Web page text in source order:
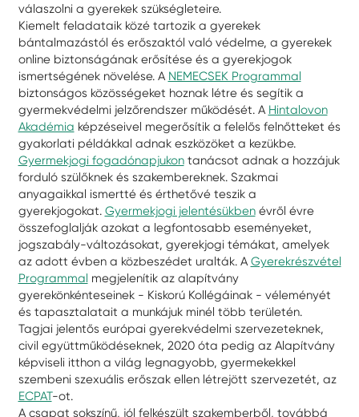
válaszolni a gyerekek szükségleteire.
Kiemelt feladataik közé tartozik a gyerekek
bántalmazástól és erőszaktól való védelme, a gyerekek
online biztonságának erősítése és a gyerekjogok
ismertségének növelése. A NEMECSEK Programmal
biztonságos közösségeket hoznak létre és segítik a
gyermekvédelmi jelzőrendszer működését. A Hintalovon
Akadémia képzéseivel megerősítik a felelős felnőtteket és
gyakorlati példákkal adnak eszközöket a kezükbe.
Gyermekjogi fogadónapjukontanácsot adnak a hozzájuk
forduló szülőknek és szakembereknek. Szakmai
anyagaikkal ismertté és érthetővé teszik a
gyerekjogokat. Gyermekjogi jelentésükbenévről évre
összefoglalják azokat a legfontosabb eseményeket,
jogszabály-változásokat, gyerekjogi témákat, amelyek
az adott évben a közbeszédet uralták. AGyerekrészvétel
Programmal megjelenítik az alapítvány
gyerekönkénteseinek - Kiskorú Kollégáinak - véleményét
és tapasztalatait a munkájuk minél több területén.
Tagjai jelentős európai gyerekvédelmi szervezeteknek,
civil együttműködéseknek, 2020 óta pedig az Alapítvány
képviseli itthon a világ legnagyobb, gyermekekkel
szembeni szexuális erőszak ellen létrejött szervezetét, az
ECPAT-ot.
A csapat sokszínű, jól felkészült szakemberből, továbbá